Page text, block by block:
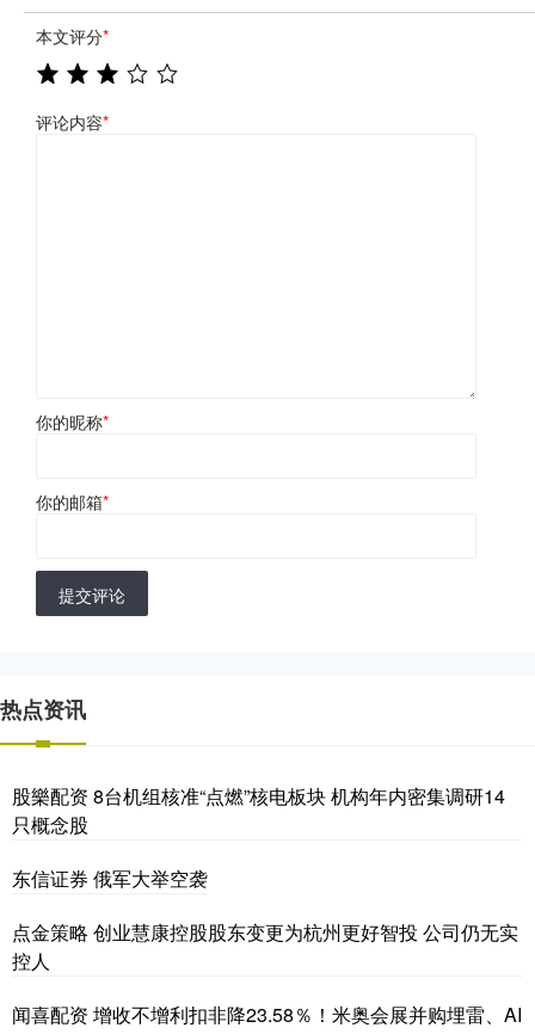
本文评分*
评论内容*
你的昵称*
你的邮箱*
提交评论
热点资讯
股樂配资 8台机组核准“点燃”核电板块 机构年内密集调研14
只概念股
东信证券 俄军大举空袭
点金策略 创业慧康控股股东变更为杭州更好智投 公司仍无实
控人
闻喜配资 增收不增利扣非降23.58％！米奥会展并购埋雷、AI